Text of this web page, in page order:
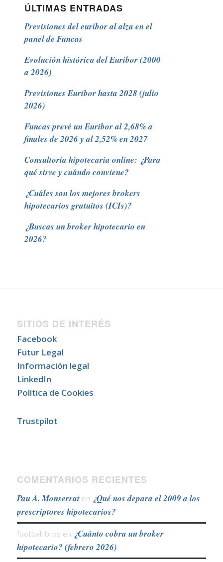
ÚLTIMAS ENTRADAS
Previsiones del euríbor al alza en el
panel de Funcas
Evolución histórica del Euribor (2000
a 2026)
Previsiones Euribor hasta 2028 (julio
2026)
Funcas prevé un Euribor al 2,68% a
finales de 2026 y al 2,52% en 2027
Consultoría hipotecaria online: ¿Para
qué sirve y cuándo conviene?
¿Cuáles son los mejores brokers
hipotecarios gratuitos (ICIs)?
¿Buscas un broker hipotecario en
2026?
SITIOS DE INTERÉS
Facebook
Futur Legal
Información legal
LinkedIn
Política de Cookies
Trustpilot
COMENTARIOS RECIENTES
Pau A. Monserraten ¿Qué nos depara el 2009 a los
prescriptores hipotecarios?
football bros en ¿Cuánto cobra un broker
hipotecario? (febrero 2026)